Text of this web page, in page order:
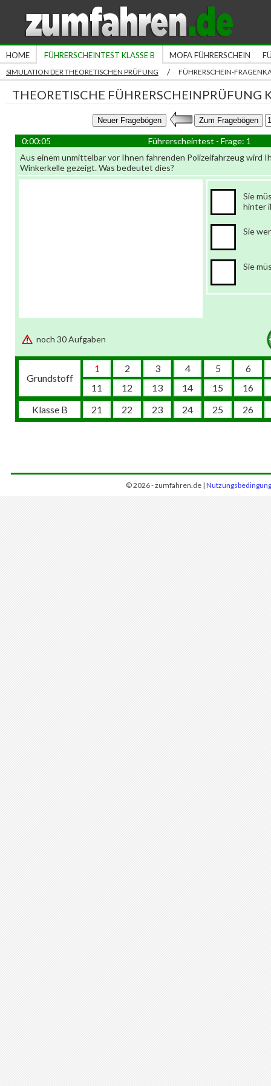
HOME FÜHRERSCHEINTEST KLASSE B MOFA FÜHRERSCHEIN
SIMULATION DER THEORETISCHEN PRÜFUNG / FÜHRERSCHEIN-
THEORETISCHE FÜHRERSCHEINPRÜFUNG
0:00:05
Führerscheintest - Frage: 1
Aus einem unmittelbar vor Ihnen fahrenden Polizeifahrzeug wird
Winkerkelle gezeigt. Was bedeutet dies?
Sie
hinter
Sie
Sie
noch 30 Aufgaben
Grundstoff
1 2 3 4 5
6
11
12 13 14 15
16
Klasse B
21 22 23 24 25 26
© 2026 - zumfahren.de |